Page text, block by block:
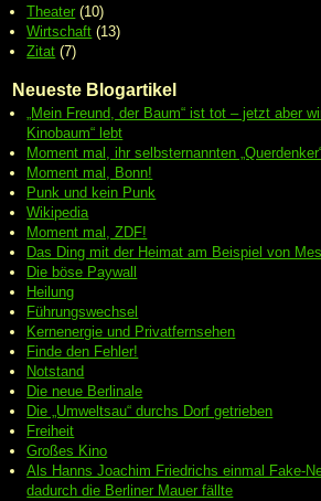
Theater (10)
Wirtschaft (13)
Zitat (7)
Neueste Blogartikel
„Mein Freund, der Baum“ ist tot – jetzt aber
Kinobaum“ lebt
Moment mal, ihr selbsternannten
Moment mal, Bonn!
Punk und kein Punk
Wikipedia
Moment mal, ZDF!
Das Ding mit der Heimat am Beispiel von
Die böse Paywall
Heilung
Führungswechsel
Kernenergie und Privatfernsehen
Finde den Fehler!
Notstand
Die neue Berlinale
Die „Umweltsau“ durchs Dorf getrieben
Freiheit
Großes Kino
Als Hanns Joachim Friedrichs einmal Fake-
dadurch die Berliner Mauer fällte